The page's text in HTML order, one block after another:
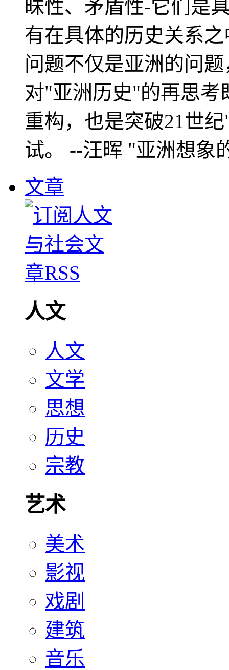
昧性、矛盾性-它们是
有在具体的历史关系
问题不仅是亚洲的问
对"亚洲历史"的再思考
重构，也是突破21世
试。 --汪晖 "亚洲想象
文章
人文
人文
文学
思想
历史
宗教
艺术
美术
影视
戏剧
建筑
音乐